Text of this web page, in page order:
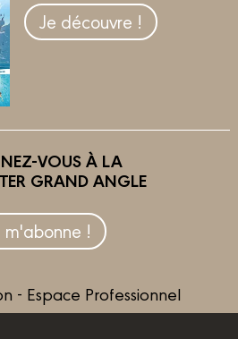
Je découvre !
VOUS À LA
GRAND ANGLE
m'abonne !
- Espace Professionnel